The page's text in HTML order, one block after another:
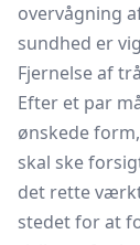
overvågning
sundhed er
Fjernelse af
Efter et par
ønskede
skal ske
det rette
stedet for at